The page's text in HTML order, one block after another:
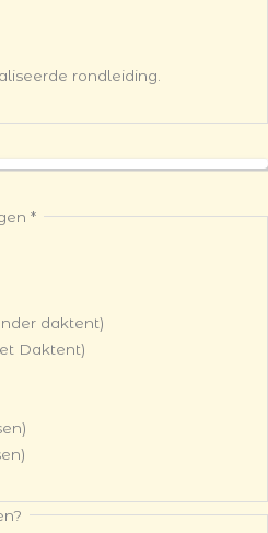
rondleiding.
*
daktent)
Daktent)